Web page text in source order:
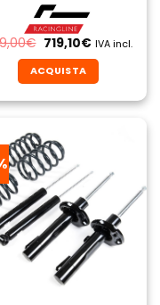
€ Il
prezzo
originale
era:
799,00€.
719,10€Il
attuale
è:
719,10€.
IVA incl.
ACQUISTA